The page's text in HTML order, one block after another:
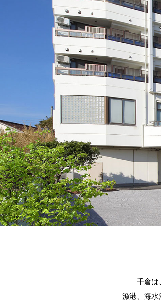
千倉は
漁港、海水